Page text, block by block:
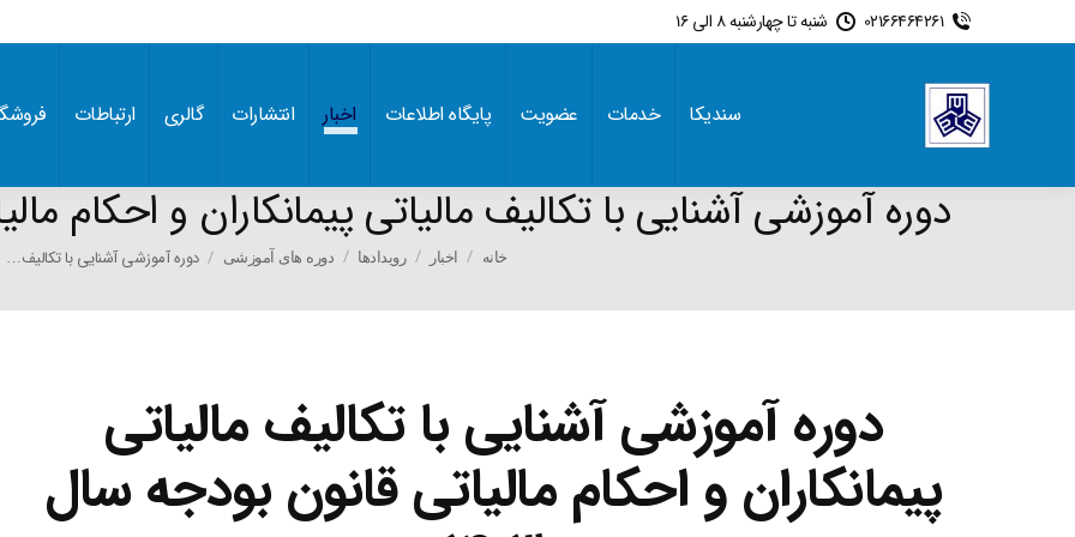
02166464261 شنبه تا چهارشنبه 8 الی 16
سندیکا خدمات عضویت پایگاه اطلاعات اخبار انتشارات گالری ارتباطات
دوره آموزشی آشنایی با تکالیف مالیاتی پیمانکاران و احکام
You are here:
خانه اخبار رویدادها دوره های آموزشی دوره آموزشی آشنایی با تکالیف…
دوره آموزشی آشنایی با تکالیف مالیاتی
پیمانکاران و احکام مالیاتی قانون بودجه سال